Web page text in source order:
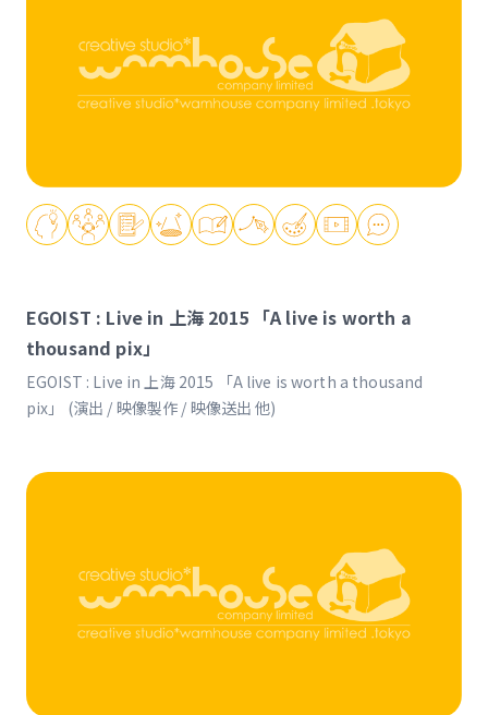
EGOIST : Live in 上海 2015 「A live is worth a
thousand pix」
EGOIST : Live in 上海 2015 「A live is worth a thousand
pix」 (演出 / 映像製作 / 映像送出 他)